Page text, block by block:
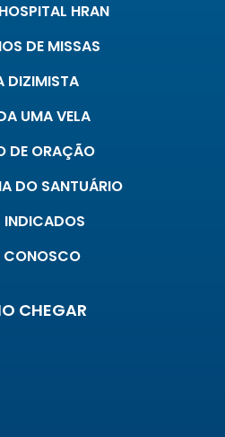
HRAN
DE MISSAS
DIZIMISTA
UMA VELA
DE ORAÇÃO
DO SANTUÁRIO
INDICADOS
CONOSCO
CHEGAR